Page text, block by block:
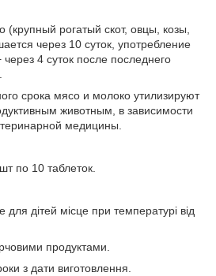
рогатый скот, овцы, козы,
через 10 суток, употребление
4 суток после последнего
срока мясо и молоко утилизируют
животным, в зависимости
медицины.
по 10 таблеток.
дітей місце при температурі від
продуктами.
з дати виготовлення.